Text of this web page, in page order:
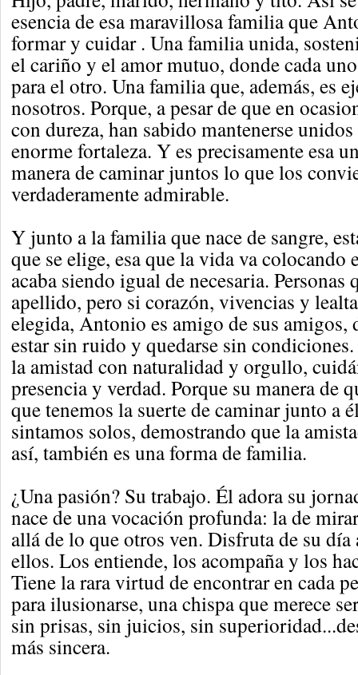
esencia de esa maravillosa familia que
formar y cuidar . Una familia unida,
el cariño y el amor mutuo, donde cada
para el otro. Una familia que, además, es
nosotros. Porque, a pesar de que en
con dureza, han sabido mantenerse
enorme fortaleza. Y es precisamente esa
manera de caminar juntos lo que los
verdaderamente admirable.
Y junto a la familia que nace de sangre,
que se elige, esa que la vida va colocando
acaba siendo igual de necesaria. Personas
apellido, pero si corazón, vivencias y
elegida, Antonio es amigo de sus amigos,
estar sin ruido y quedarse sin
la amistad con naturalidad y orgullo,
presencia y verdad. Porque su manera de
que tenemos la suerte de caminar junto a
sintamos solos, demostrando que la
así, también es una forma de familia.
¿Una pasión? Su trabajo. Él adora su
nace de una vocación profunda: la de
allá de lo que otros ven. Disfruta de su día
ellos. Los entiende, los acompaña y los
Tiene la rara virtud de encontrar en cada
para ilusionarse, una chispa que merece
sin prisas, sin juicios, sin
más sincera.